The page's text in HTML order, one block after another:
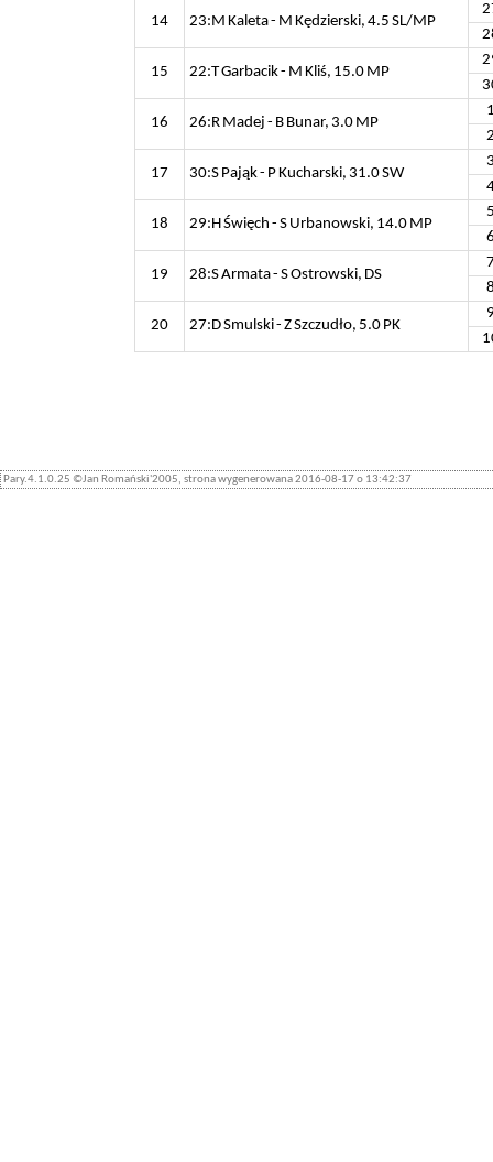
14 23:M Kaleta - M Kędzierski, 4.5 SL/MP
15 22:T Garbacik - M Kliś, 15.0 MP
16 26:R Madej - B Bunar, 3.0 MP
17 30:S Pająk - P Kucharski, 31.0 SW
18 29:H Święch - S Urbanowski, 14.0 MP
19 28:S Armata - S Ostrowski, DS
20 27:D Smulski - Z Szczudło, 5.0 PK
Pary.4.1.0.25 ©Jan Romański'2005, strona wygenerowana 2016-08-17 o 13:42:37